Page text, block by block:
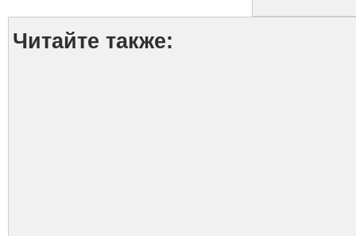
Читайте также: